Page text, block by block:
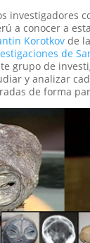
investigadores
a conocer a
Korotkovde la
de
grupo de
y analizar
de forma